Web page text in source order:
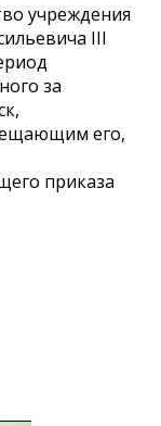
учреждения
III
за
его,
приказа